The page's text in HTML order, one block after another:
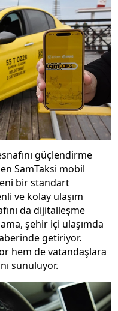
güçlendirme
SamTaksi mobil
bir standart
ve kolay ulaşım
da dijitalleşme
şehir içi ulaşımda
getiriyor.
hem de vatandaşlara
sunuluyor.